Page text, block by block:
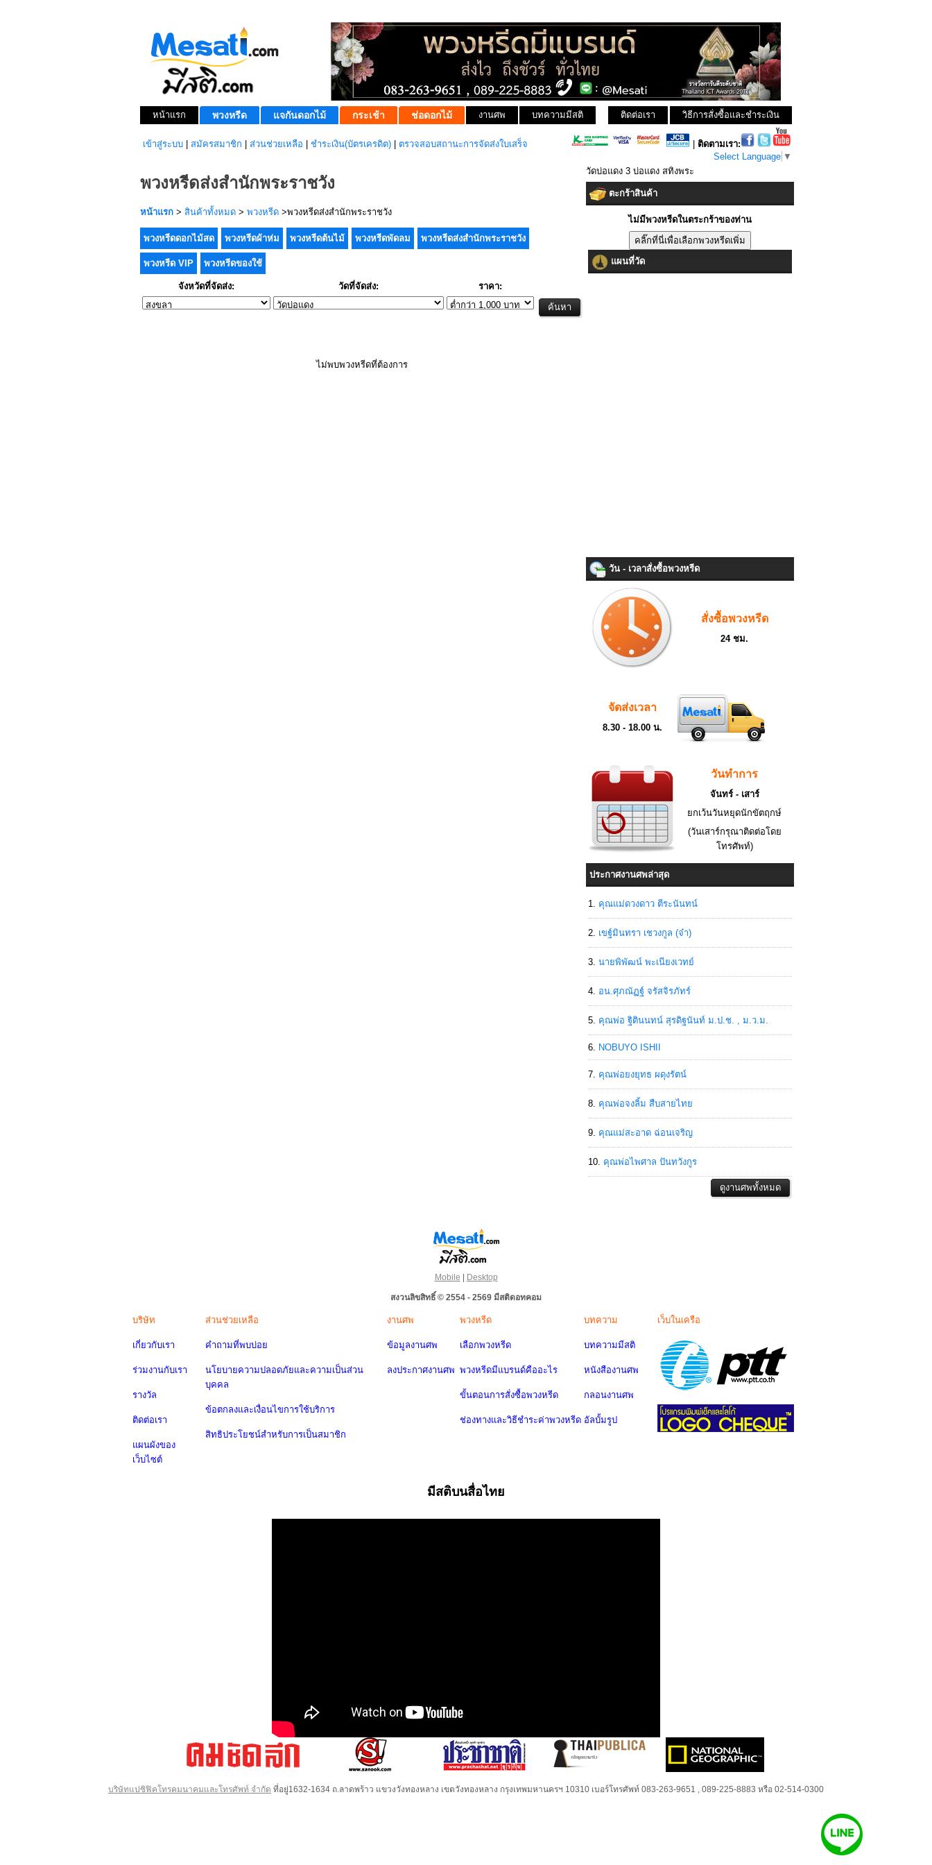
หน้าแรก พวงหรีด แจกันดอกไม้ กระเช้า ช่อดอกไม้ งานศพ บทความมีสติ วิธีการสั่งซื้อและชำระเงิน
ติดต่อเรา
เข้าสู่ระบบ สมัครสมาชิก ส่วนช่วยเหลือ ชำระเงิน(บัตรเครดิต) ตรวจสอบสถานะการจัดส่งใบเสร็จ
ติดตามเรา:
Select Language ▼
พวงหรีดส่งสำนักพระราชวัง
หน้าแรก > สินค้าทั้งหมด > พวงหรีด >พวงหรีดส่งสำนักพระราชวัง
พวงหรีดดอกไม้สด พวงหรีดผ้าห่ม พวงหรีดต้นไม้ พวงหรีดพัดลม พวงหรีดส่งสำนักพระราชวัง
พวงหรีด VIP พวงหรีดของใช้
จังหวัดที่จัดส่ง: วัดที่จัดส่ง: ราคา:
ไม่พบพวงหรีดที่ต้องการ
วัดบ่อแดง 3 บ่อแดง สทิงพระ
ตะกร้าสินค้า
ไม่มีพวงหรีดในตระกร้าของท่าน
แผนที่วัด
วัน - เวลาสั่งซื้อพวงหรีด
สั่งซื้อพวงหรีด
24 ชม.
จัดส่งเวลา
8.30 - 18.00 น.
วันทำการ
จันทร์ - เสาร์
ยกเว้นวันหยุดนักขัตฤกษ์
(วันเสาร์กรุณาติดต่อโดย
โทรศัพท์)
ประกาศงานศพล่าสุด
คุณแม่ดวงดาว ตีระนันทน์
เขฐ์มินทรา เชวงกูล (จ๋า)
นายพิพัฒน์ พะเนียงเวทย์
อน.ศุภณัฏฐ์ จรัสจิรภัทร์
คุณพ่อ ฐิตินนทน์ สุรดิฐนันท์ ม.ป.ช. , ม.ว.ม.
NOBUYO ISHII
คุณพ่อยงยุทธ ผดุงรัตน์
คุณพ่อจงลิ้ม สืบสายไทย
คุณแม่สะอาด ฉ่อนเจริญ
คุณพ่อไพศาล ปันทวังกูร
Mobile | Desktop
สงวนลิขสิทธิ์ © 2554 - 2569 มีสติดอทคอม
บริษัท
เกี่ยวกับเรา
ร่วมงานกับเรา
รางวัล
ติดต่อเรา
แผนผังของ
เว็บไซต์
ส่วนช่วยเหลือ
คำถามที่พบบ่อย
นโยบายความปลอดภัยและความเป็นส่วน
บุคคล
ข้อตกลงและเงื่อนไขการใช้บริการ
สิทธิประโยชน์สำหรับการเป็นสมาชิก
งานศพ
ข้อมูลงานศพ
ลงประกาศงานศพ
พวงหรีด
เลือกพวงหรีด
พวงหรีดมีแบรนด์คืออะไร
ขั้นตอนการสั่งซื้อพวงหรีด
ช่องทางและวิธีชำระค่าพวงหรีด
บทความ
บทความมีสติ
หนังสืองานศพ
กลอนงานศพ
อัลบั้มรูป
เว็บในเครือ
มีสติบนสื่อไทย
บริษัทแปซิฟิคโทรคมนาคมและโทรศัพท์ จำกัด ที่อยู่1632-1634 ถ.ลาดพร้าว แขวงวังทองหลาง เขตวังทองหลาง กรุงเทพมหานครฯ 10310 เบอร์โทรศัพท์ 083-263-9651 , 089-225-8883 หรือ 02-514-0300